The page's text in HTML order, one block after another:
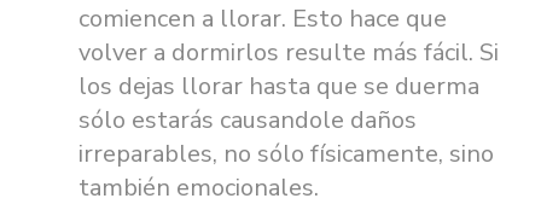
comiencen a llorar. Esto hace que
volver a dormirlos resulte más fácil. Si
los dejas llorar hasta que se duerma
sólo estarás causandole daños
irreparables, no sólo físicamente, sino
también emocionales.